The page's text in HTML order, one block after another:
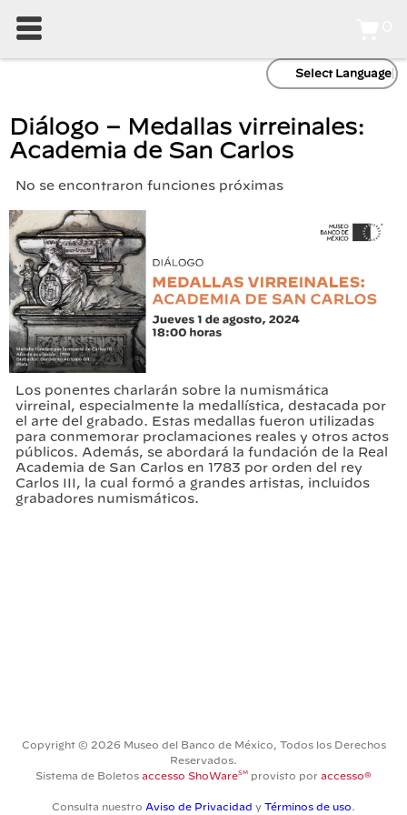
Select Language
Diálogo – Medallas virreinales:
Academia de San Carlos
No se encontraron funciones próximas
Los ponentes charlarán sobre la numismática
virreinal, especialmente la medallística, destacada por
el arte del grabado. Estas medallas fueron utilizadas
para conmemorar proclamaciones reales y otros actos
públicos. Además, se abordará la fundación de la Real
Academia de San Carlos en 1783 por orden del rey
Carlos III, la cual formó a grandes artistas, incluidos
grabadores numismáticos.
Copyright © 2026 Museo del Banco de México, Todos los Derechos
Reservados.
Sistema de Boletos accesso ShoWareSM provisto por accesso®
Consulta nuestro Aviso de Privacidad y Términos de uso.